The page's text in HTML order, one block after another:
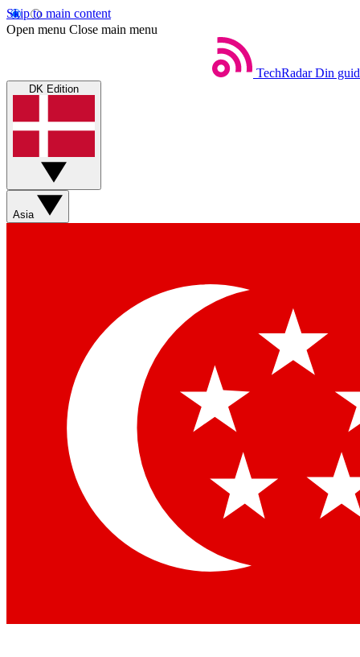
Skip to main content
Open menu Close main menu
TechRadar Din
DK Edition
Asia